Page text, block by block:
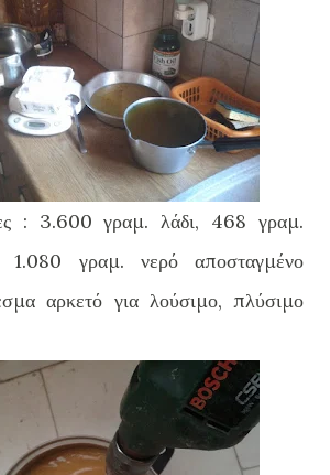
: 3.600 γραμ. λάδι, 468 γραμ.
1.080 γραμ. νερό αποσταγμένο
αρκετό για λούσιμο, πλύσιμο